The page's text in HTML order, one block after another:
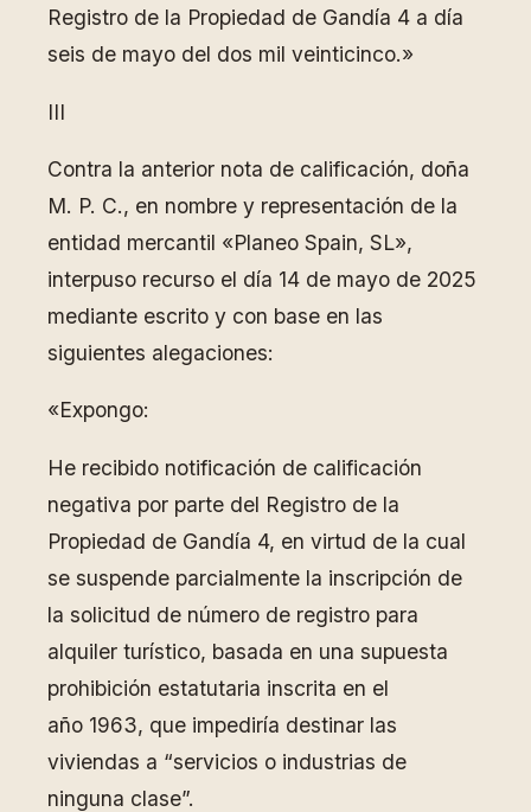
Registro de la Propiedad de Gandía 4 a día
seis de mayo del dos mil veinticinco.»
III
Contra la anterior nota de calificación, doña
M. P. C., en nombre y representación de la
entidad mercantil «Planeo Spain, SL»,
interpuso recurso el día 14 de mayo de 2025
mediante escrito y con base en las
siguientes alegaciones:
«Expongo:
He recibido notificación de calificación
negativa por parte del Registro de la
Propiedad de Gandía 4, en virtud de la cual
se suspende parcialmente la inscripción de
la solicitud de número de registro para
alquiler turístico, basada en una supuesta
prohibición estatutaria inscrita en el
año 1963, que impediría destinar las
viviendas a “servicios o industrias de
ninguna clase”.